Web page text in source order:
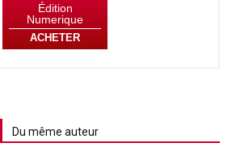
Édition
Numerique
ACHETER
Du même auteur